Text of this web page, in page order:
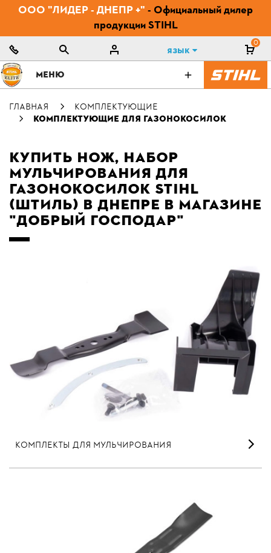
ООО "ЛИДЕР - ДНЕПР +" - Официальный дилер
продукции STIHL
Язык
0
МЕНЮ
ГЛАВНАЯ
КОМПЛЕКТУЮЩИЕ
КОМПЛЕКТУЮЩИЕ ДЛЯ ГАЗОНОКОСИЛОК
КУПИТЬ НОЖ, НАБОР
МУЛЬЧИРОВАНИЯ ДЛЯ
ГАЗОНОКОСИЛОК STIHL
(ШТИЛЬ) В ДНЕПРЕ В МАГАЗИНЕ
"ДОБРЫЙ ГОСПОДАР"
КОМПЛЕКТЫ ДЛЯ МУЛЬЧИРОВАНИЯ